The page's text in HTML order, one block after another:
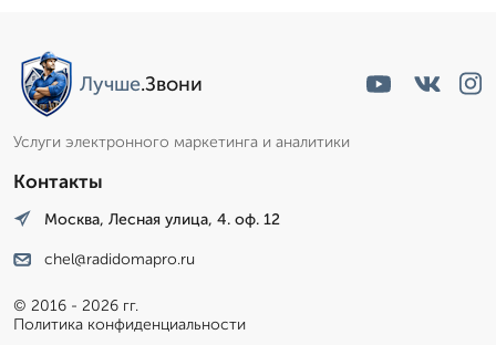
Лучше.Звони
Услуги электронного маркетинга и аналитики
Контакты
Москва, Лесная улица, 4. оф. 12
chel@radidomapro.ru
© 2016 - 2026 гг.
Политика конфиденциальности